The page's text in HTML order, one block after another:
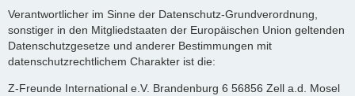
Verantwortlicher im Sinne der Datenschutz-Grundverordnung,
sonstiger in den Mitgliedstaaten der Europäischen Union geltenden
Datenschutzgesetze und anderer Bestimmungen mit
datenschutzrechtlichem Charakter ist die:
Z-Freunde International e.V. Brandenburg 6 56856 Zell a.d. Mosel